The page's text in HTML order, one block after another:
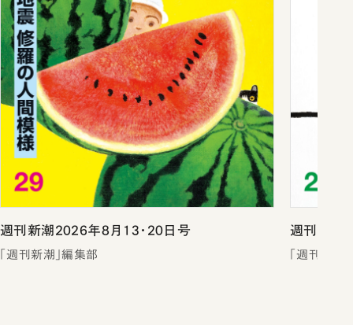
週刊新潮2026年8月13・20日号
「週刊新潮」編集部
週刊新潮
「週刊新潮